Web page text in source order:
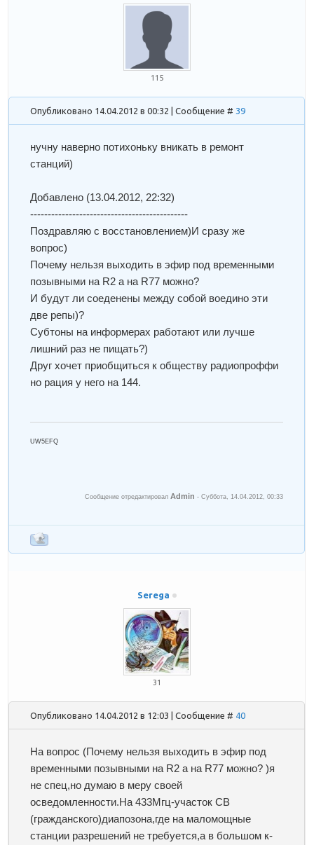
115
Опубликовано 14.04.2012 в 00:32 | Сообщение # 39
нучну наверно потихоньку вникать в ремонт
станций)
Добавлено (13.04.2012, 22:32)
---------------------------------------------
Поздравляю с восстановлением)И сразу же
вопрос)
Почему нельзя выходить в эфир под временными
позывными на R2 а на R77 можно?
И будут ли соеденены между собой воедино эти
две репы)?
Субтоны на информерах работают или лучше
лишний раз не пищать?)
Друг хочет приобщиться к обществу радиопроффи
но рация у него на 144.
UW5EFQ
Сообщение отредактировалAdmin -Суббота, 14.04.2012, 00:33
Serega
31
Опубликовано 14.04.2012 в 12:03 | Сообщение # 40
На вопрос (Почему нельзя выходить в эфир под
временными позывными на R2 а на R77 можно? )я
не спец,но думаю в меру своей
осведомленности.На 433Мгц-участок СВ
(гражданского)диапозона,где на маломощные
станции разрешений не требуется,а в большом к-